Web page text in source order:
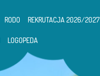
RODO REKRUTACJA 2026/2027
LOGOPEDA